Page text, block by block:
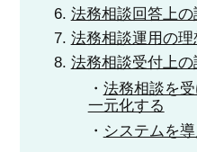
法務相談回答上の
法務相談運用の理
法務相談受付上
法務相談を
一元化する
システムを